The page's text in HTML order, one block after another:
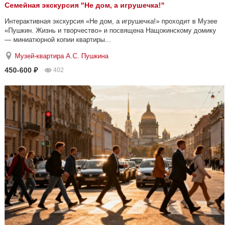
Семейная экскурсия "Не дом, а игрушечка!"
Интерактивная экскурсия «Не дом, а игрушечка!» проходит в Музее
«Пушкин. Жизнь и творчество» и посвящена Нащокинскому домику
— миниатюрной копии квартиры...
Музей-квартира А.С. Пушкина
450-600 ₽ 402